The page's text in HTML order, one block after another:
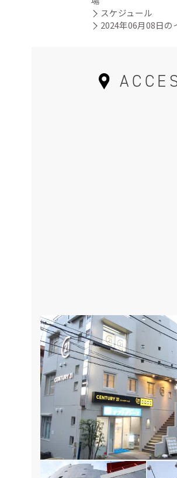
スケジュール
2024年06月08日の